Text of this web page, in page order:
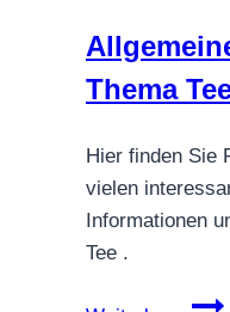
Thema
Hier finden Sie
vielen
Informationen
Tee .